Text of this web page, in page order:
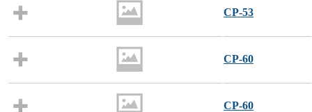
CP-53
CP-60
CP-60